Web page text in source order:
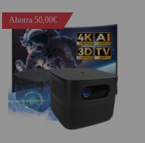
Ahorra 50,00€